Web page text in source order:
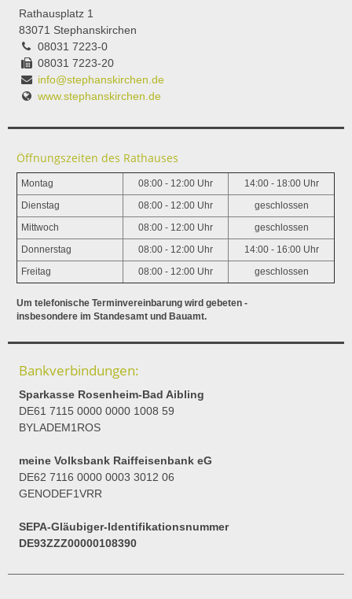
Rathausplatz 1
83071 Stephanskirchen
08031 7223-0
08031 7223-20
info@stephanskirchen.de
www.stephanskirchen.de
Öffnungszeiten des Rathauses
Montag 08:00 - 12:00 Uhr 14:00 - 18:00 Uhr
Dienstag 08:00 - 12:00 Uhr geschlossen
Mittwoch 08:00 - 12:00 Uhr geschlossen
Donnerstag 08:00 - 12:00 Uhr 14:00 - 16:00 Uhr
Freitag 08:00 - 12:00 Uhr geschlossen
Um telefonische Terminvereinbarung wird gebeten -
insbesondere im Standesamt und Bauamt.
Bankverbindungen:
Sparkasse Rosenheim-Bad Aibling
DE61 7115 0000 0000 1008 59
BYLADEM1ROS
meine Volksbank Raiffeisenbank eG
DE62 7116 0000 0003 3012 06
GENODEF1VRR
SEPA-Gläubiger-Identifikationsnummer
DE93ZZZ00000108390